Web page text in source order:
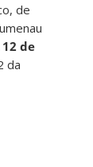
de
12 de
da